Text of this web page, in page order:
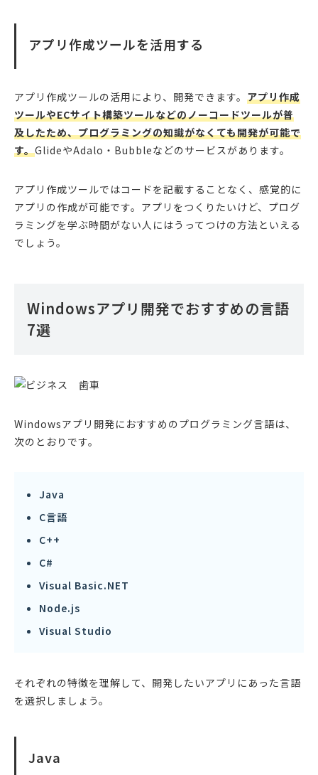
アプリ作成ツールを活用する
アプリ作成ツールの活用により、開発できます。 アプリ作成
ツールやECサイト構築ツールなどのノーコードツールが普
及したため、プログラミングの知識がなくても開発が可能で
す。GlideやAdalo・Bubbleなどのサービスがあります。
アプリ作成ツールではコードを記載することなく、感覚的に
アプリの作成が可能です。アプリをつくりたいけど、プログ
ラミングを学ぶ時間がない人にはうってつけの方法といえる
でしょう。
Windowsアプリ開発でおすすめの言語
7選
Windowsアプリ開発におすすめのプログラミング言語は、
次のとおりです。
Java
C言語
C++
C#
Visual Basic.NET
Node.js
Visual Studio
それぞれの特徴を理解して、開発したいアプリにあった言語
を選択しましょう。
Java